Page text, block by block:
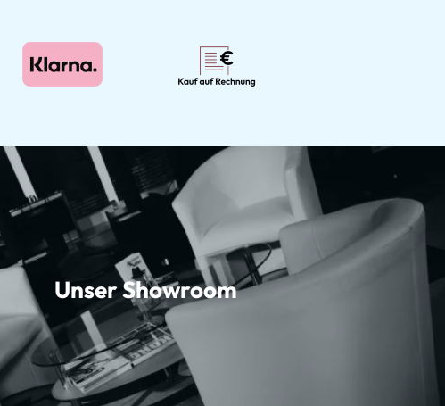
Unser Showroom